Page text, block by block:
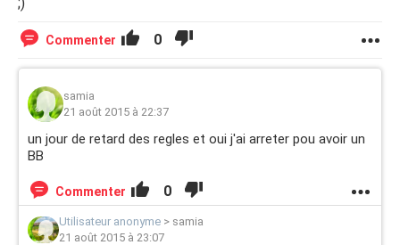
Commenter 0
samia
21 août 2015 à 22:37
un jour de retard des regles et oui j'ai arreter pou avoir un
BB
Commenter 0
Utilisateur anonyme > samia
21 août 2015 à 23:07